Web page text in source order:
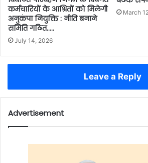
कर्मचारियों के आश्रितों को मिलेगी
अनुकंपा नियुक्ति : नीति बनाने
समिति गठित…..
July 14, 2026
March
Leave a Reply
Advertisement